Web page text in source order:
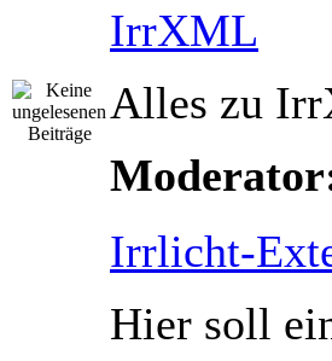
IrrXML
Alles zu
Irrlicht-
Hier soll